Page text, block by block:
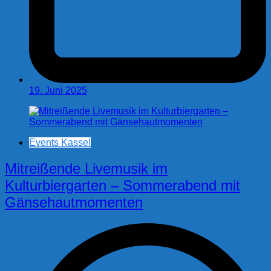
19. Juni 2025
Events Kassel
Mitreißende Livemusik im
Kulturbiergarten – Sommerabend mit
Gänsehautmomenten